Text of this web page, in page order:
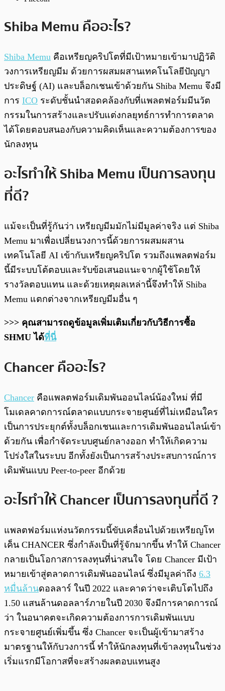
Shiba Memu คืออะไร?
Shiba Memu คือเหรียญคริปโตที่มีเป้าหมายเข้ามาปฏิวัติ
วงการเหรียญมีม ด้วยการผสมผสานเทคโนโลยีปัญญา
ประดิษฐ์ (AI) และบล็อกเชนเข้าด้วยกัน Shiba Memu จึงมี
การ ICO ระดับชั้นนำสอดคล้องกับที่แพลตฟอร์มมีนวัต
กรรมในการสร้างและปรับแต่งกลยุทธ์การทำการตลาด
ได้โดยตอบสนองกับความคิดเห็นและความต้องการของ
นักลงทุน
อะไรทำให้ Shiba Memu เป็นการลงทุน
ที่ดี?
แม้จะเป็นที่รู้กันว่า เหรียญมีมมักไม่มีมูลค่าจริง แต่ Shiba
Memu มาเพื่อเปลี่ยนวงการนี้ด้วยการผสมผสาน
เทคโนโลยี AI เข้ากับเหรียญคริปโต รวมถึงแพลตฟอร์ม
นี้มีระบบโต้ตอบและรับข้อเสนอแนะจากผู้ใช้โดยให้
รางวัลตอบแทน และด้วยเหตุผลเหล่านี้จึงทำให้ Shiba
Memu แตกต่างจากเหรียญมีมอื่น ๆ
>>> คุณสามารถดูข้อมูลเพิ่มเติมเกี่ยวกับวิธีการซื้อ
SHMU ได้ที่นี่
Chancer คืออะไร?
Chancer คือแพลตฟอร์มเดิมพันออนไลน์น้องใหม่ ที่มี
โมเดลคาดการณ์ตลาดแบบกระจายศูนย์ที่ไม่เหมือนใคร
เป็นการประยุกต์ทั้งบล็อกเชนและการเดิมพันออนไลน์เข้า
ด้วยกัน เพื่อกำจัดระบบศูนย์กลางออก ทำให้เกิดความ
โปร่งใสในระบบ อีกทั้งยังเป็นการสร้างประสบการณ์การ
เดิมพันแบบ Peer-to-peer อีกด้วย
อะไรทำให้ Chancer เป็นการลงทุนที่ดี ?
แพลตฟอร์มแห่งนวัตกรรมนี้ขับเคลื่อนไปด้วยเหรียญโท
เค็น CHANCER ซึ่งกำลังเป็นที่รู้จักมากขึ้น ทำให้ Chancer
กลายเป็นโอกาสการลงทุนที่น่าสนใจ โดย Chancer มีเป้า
หมายเข้าสู่ตลาดการเดิมพันออนไลน์ ซึ่งมีมูลค่าถึง 6.3
หมื่นล้านดอลลาร์ ในปี 2022 และคาดว่าจะเติบโตไปถึง
1.50 แสนล้านดอลลาร์ภายในปี 2030 จึงมีการคาดการณ์
ว่า ในอนาคตจะเกิดความต้องการการเดิมพันแบบ
กระจายศูนย์เพิ่มขึ้น ซึ่ง Chancer จะเป็นผู้เข้ามาสร้าง
มาตรฐานให้กับวงการนี้ ทำให้นักลงทุนที่เข้าลงทุนในช่วง
เริ่มแรกมีโอกาสที่จะสร้างผลตอบแทนสูง